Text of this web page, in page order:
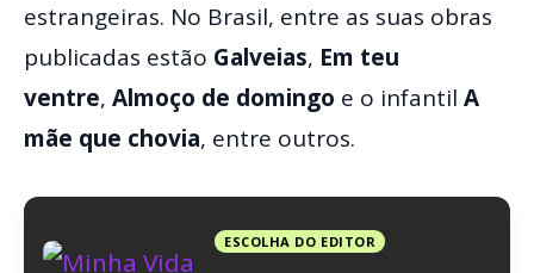
estrangeiras. No Brasil, entre as suas obras
publicadas estão Galveias, Em teu
ventre, Almoço de domingo e o infantil A
mãe que chovia, entre outros.
ESCOLHA DO EDITOR